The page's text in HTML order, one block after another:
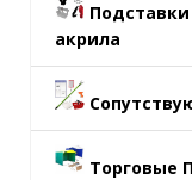
акрила
Торговые